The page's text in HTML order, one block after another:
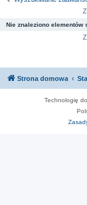
Nie znaleziono elementów
Strona domowa
Technologię